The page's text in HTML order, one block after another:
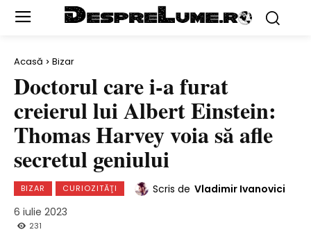
Acasă Bizar
Doctorul care i-a furat
creierul lui Albert Einstein:
Thomas Harvey voia să afle
secretul geniului
BIZAR CURIOZITĂŢI Scris de Vladimir Ivanovici
6 iulie 2023
231